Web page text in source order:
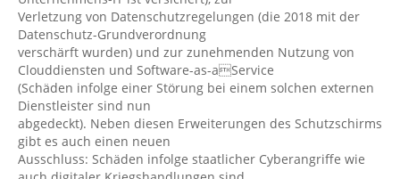
Verletzung von Datenschutzregelungen (die 2018 mit der
Datenschutz-Grundverordnung
verschärft wurden) und zur zunehmenden Nutzung von
Clouddiensten und Software-as-aService
(Schäden infolge einer Störung bei einem solchen externen
Dienstleister sind nun
abgedeckt). Neben diesen Erweiterungen des Schutzschirms
gibt es auch einen neuen
Ausschluss: Schäden infolge staatlicher Cyberangriffe wie